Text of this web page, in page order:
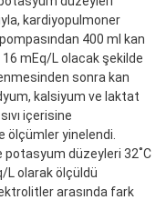
kardiyopulmoner
400 ml kan
16 mEq/L olacak şekilde
sonra kan
kalsiyum ve laktat
içerisine
ölçümler yinelendi.
potasyum düzeyleri 32˚C
L olarak ölçüldü
arasında fark